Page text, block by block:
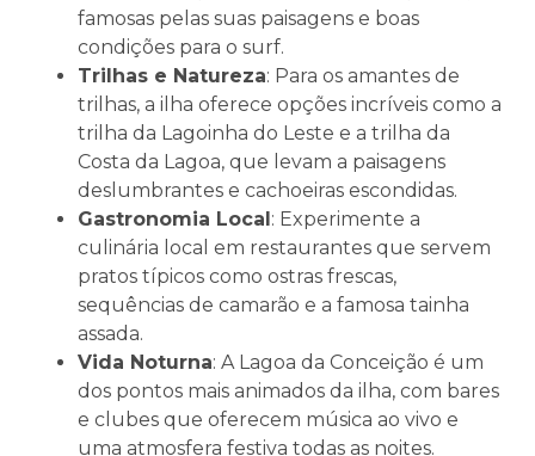
famosas pelas suas paisagens e boas
condições para o surf.
Trilhas e Natureza: Para os amantes de
trilhas, a ilha oferece opções incríveis como a
trilha da Lagoinha do Leste e a trilha da
Costa da Lagoa, que levam a paisagens
deslumbrantes e cachoeiras escondidas.
Gastronomia Local : Experimente a
culinária local em restaurantes que servem
pratos típicos como ostras frescas,
sequências de camarão e a famosa tainha
assada.
Vida Noturna: A Lagoa da Conceição é um
dos pontos mais animados da ilha, com bares
e clubes que oferecem música ao vivo e
uma atmosfera festiva todas as noites.